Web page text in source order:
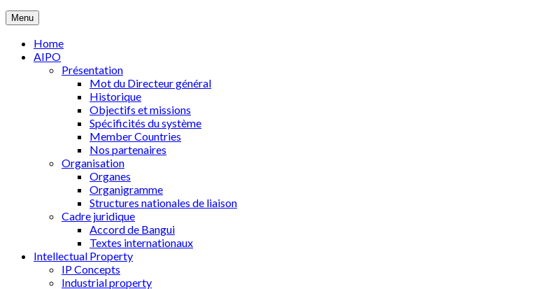
Menu
Home
AIPO
Présentation
Mot du Directeur général
Historique
Objectifs et missions
Spécificités du système
Member Countries
Nos partenaires
Organisation
Organes
Organigramme
Structures nationales de liaison
Cadre juridique
Accord de Bangui
Textes internationaux
Intellectual Property
IP Concepts
Industrial property